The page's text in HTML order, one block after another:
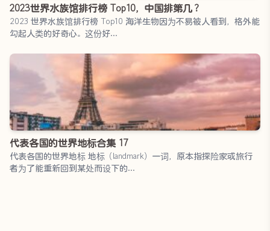
2023世界水族馆排行榜 Top10，中国排第几？
2023 世界水族馆排行榜 Top10 海洋生物因为不易被人看到，格外能
勾起人类的好奇心。这份好…
代表各国的世界地标合集 17
代表各国的世界地标 地标（landmark）一词，原本指探险家或旅行
者为了能重新回到某处而设下的…